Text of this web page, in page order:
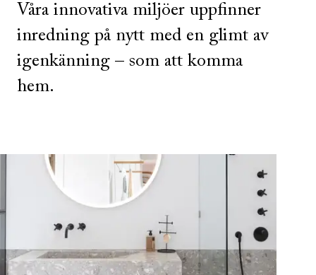
Våra innovativa miljöer uppfinner
inredning på nytt med en glimt av
igenkänning – som att komma
hem.